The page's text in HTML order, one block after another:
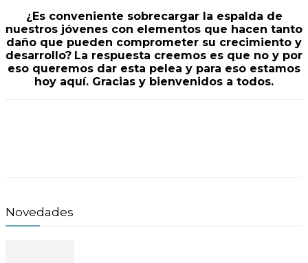
¿Es conveniente sobrecargar la espalda de
nuestros jóvenes con elementos que hacen tanto
daño que pueden comprometer su crecimiento y
desarrollo? La respuesta creemos es que no y por
eso queremos dar esta pelea y para eso estamos
hoy aquí. Gracias y bienvenidos a todos.
Novedades